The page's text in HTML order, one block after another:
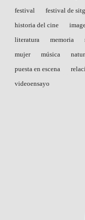
festival
festival de
historia del cine
literatura
memoria
mujer
música
puesta en escena
videoensayo